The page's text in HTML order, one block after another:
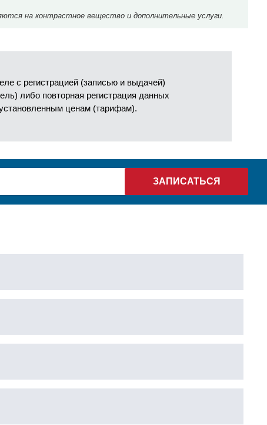
на контрастное вещество и дополнительные услуги.
с регистрацией (записью и выдачей)
либо повторная регистрация данных
ценам (тарифам).